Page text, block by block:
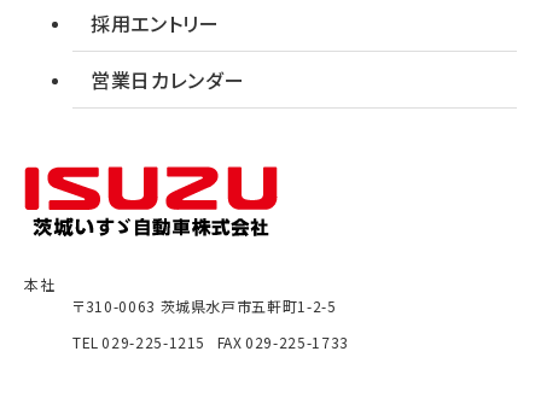
本社
〒310-0063 茨城県水戸市五軒町1-2-5
TEL 029-225-1215 FAX029-225-1733
採用エントリー
営業日カレンダー